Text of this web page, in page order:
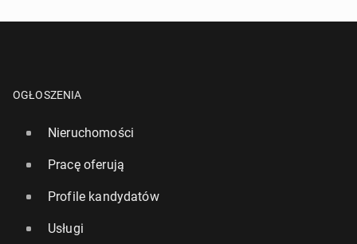
OGŁOSZENIA
Nieruchomości
Pracę oferują
Profile kandydatów
Usługi